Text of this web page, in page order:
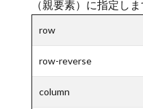
（親要素）に指定しま
row
row-reverse
column